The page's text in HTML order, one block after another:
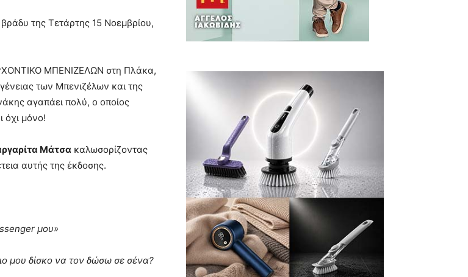
βράδυ της Τετάρτης 15 Νοεμβρίου,
ΜΠΕΝΙΖΕΛΩΝ στη Πλάκα,
των Μπενιζέλων και της
αγαπάει πολύ, ο οποίος
όχι μόνο!
Μάτσα καλωσορίζοντας
αυτής της έκδοσης.
μου»
μου δίσκο να τον δώσω σε σένα?